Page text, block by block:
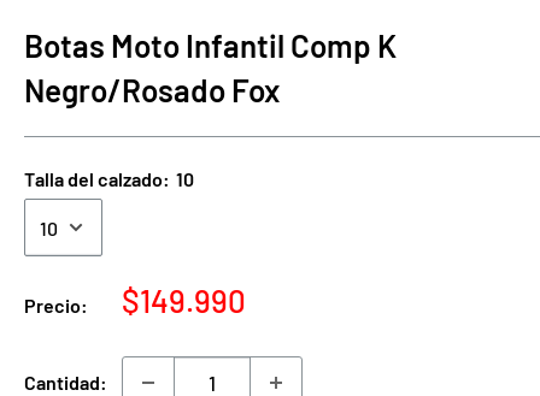
Botas Moto Infantil Comp K
Negro/Rosado Fox
Talla del calzado: 10
Precio:
Precio
venta
$149.990
Cantidad: